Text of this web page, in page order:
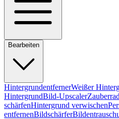
Bearbeiten
HintergrundentfernerWeißer
HintergrundBild-Upscaler
schärfenHintergrund verwischen
entfernenBildschärfer